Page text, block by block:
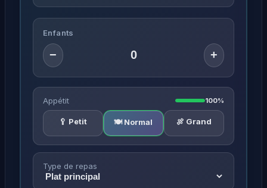
Enfants
− +
Appétit 100%
🥄 Petit 🍽️ Normal 🍖 Grand
Type de repas